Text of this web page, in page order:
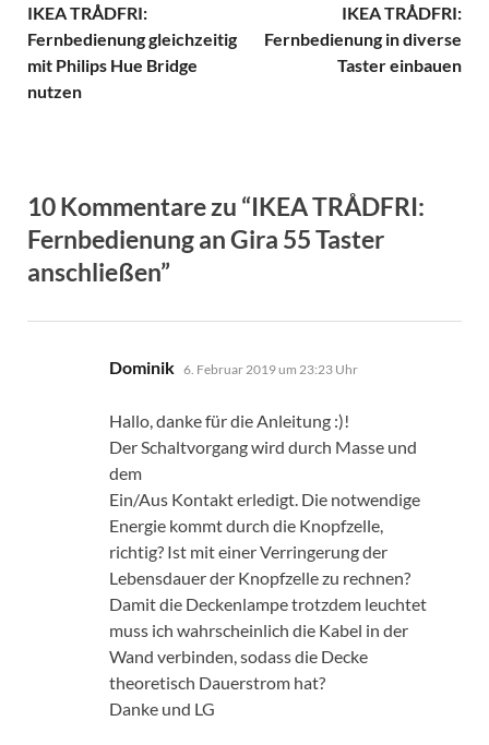
IKEA TRÅDFRI:
Fernbedienung gleichzeitig
mit Philips Hue Bridge
nutzen
IKEA TRÅDFRI:
Fernbedienung in diverse
Taster einbauen
10 Kommentare zu “IKEA TRÅDFRI:
Fernbedienung an Gira 55 Taster
anschließen”
Dominik sagt:
6. Februar 2019 um 23:23 Uhr
Hallo, danke für die Anleitung :)!
Der Schaltvorgang wird durch Masse und
dem
Ein/Aus Kontakt erledigt. Die notwendige
Energie kommt durch die Knopfzelle,
richtig? Ist mit einer Verringerung der
Lebensdauer der Knopfzelle zu rechnen?
Damit die Deckenlampe trotzdem leuchtet
muss ich wahrscheinlich die Kabel in der
Wand verbinden, sodass die Decke
theoretisch Dauerstrom hat?
Danke und LG